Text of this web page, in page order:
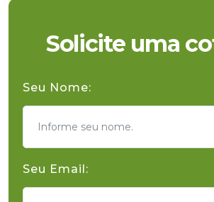
Solicite uma
Seu Nome:
Seu Email: